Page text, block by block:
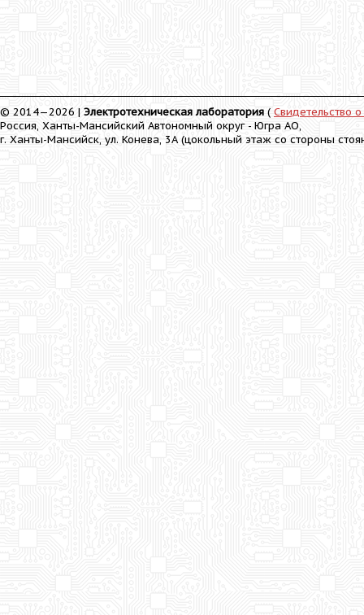
© 2014—2026 | Электротехническая лаборатория ( Свидетельство
Россия, Ханты-Мансийский Автономный округ - Югра АО,
г. Ханты-Мансийск, ул. Конева, 3А (цокольный этаж со стороны